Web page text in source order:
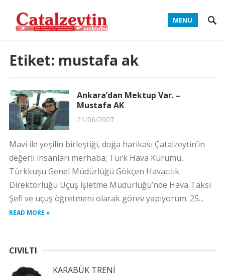
MENU
Etiket: mustafa ak
Ankara’dan Mektup Var. –
Mustafa AK
21/06/2007
Mavi ile yeşilin birleştiği, doğa harikası Çatalzeytin’in
değerli insanları merhaba; Türk Hava Kurumu,
Türkkuşu Genel Müdürlüğü Gökçen Havacılık
Direktörlüğü Uçuş İşletme Müdürlüğü’nde Hava Taksi
Şefi ve uçuş öğretmeni olarak görev yapıyorum. 25...
READ MORE »
CIVILTI
KARABÜK TRENİ